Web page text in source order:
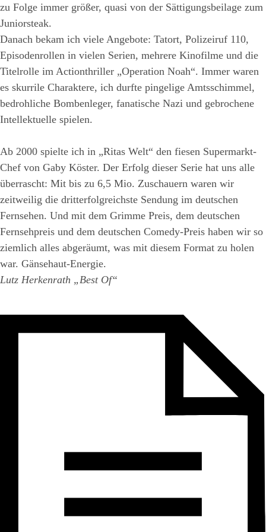
zu Folge immer größer, quasi von der Sättigungsbeilage zum
Juniorsteak.
Danach bekam ich viele Angebote: Tatort, Polizeiruf 110,
Episodenrollen in vielen Serien, mehrere Kinofilme und die
Titelrolle im Actionthriller „Operation Noah“. Immer waren
es skurrile Charaktere, ich durfte pingelige Amtsschimmel,
bedrohliche Bombenleger, fanatische Nazi und gebrochene
Intellektuelle spielen.
Ab 2000 spielte ich in „Ritas Welt“ den fiesen Supermarkt-
Chef von Gaby Köster. Der Erfolg dieser Serie hat uns alle
überrascht: Mit bis zu 6,5 Mio. Zuschauern waren wir
zeitweilig die dritterfolgreichste Sendung im deutschen
Fernsehen. Und mit dem Grimme Preis, dem deutschen
Fernsehpreis und dem deutschen Comedy-Preis haben wir so
ziemlich alles abgeräumt, was mit diesem Format zu holen
war. Gänsehaut-Energie.
Lutz Herkenrath „Best Of“